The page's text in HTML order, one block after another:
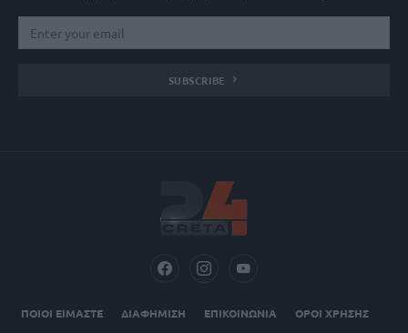
SUBSCRIBE
ΠΟΙΟΙ ΕΙΜΑΣΤΕ ΔΙΑΦΗΜΙΣΗ ΕΠΙΚΟΙΝΩΝΙΑ
ΟΡΟΙ ΧΡΗΣΗΣ